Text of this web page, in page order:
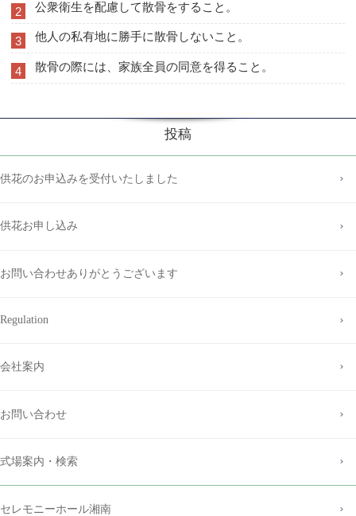
2 公衆衛生を配慮して散骨をすること。
3 他人の私有地に勝手に散骨しないこと。
4 散骨の際には、家族全員の同意を得ること。
投稿
供花のお申込みを受付いたしました
供花お申し込み
お問い合わせありがとうございます
Regulation
会社案内
お問い合わせ
式場案内・検索
セレモニーホール湘南